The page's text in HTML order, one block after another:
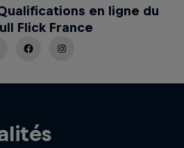
en ligne du
Flick France